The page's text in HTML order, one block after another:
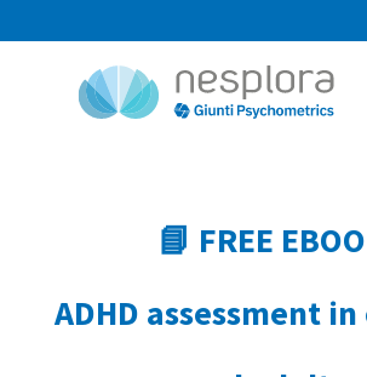
📘 FREE
ADHD assessment